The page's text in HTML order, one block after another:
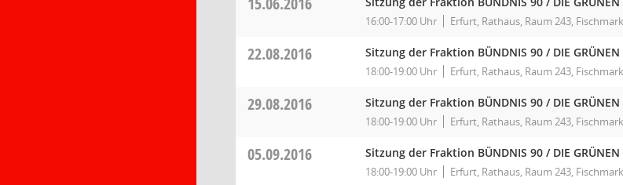
16:00-17:00 Uhr Erfurt, Rathaus, Raum 243,
22.08.2016 Sitzung der Fraktion BÜNDNIS 90 / DIE GRÜNEN
18:00-19:00 Uhr Erfurt, Rathaus, Raum 243,
29.08.2016 Sitzung der Fraktion BÜNDNIS 90 / DIE GRÜNEN
18:00-19:00 Uhr Erfurt, Rathaus, Raum 243,
05.09.2016 Sitzung der Fraktion BÜNDNIS 90 / DIE GRÜNEN
18:00-19:00 Uhr Erfurt, Rathaus, Raum 243,